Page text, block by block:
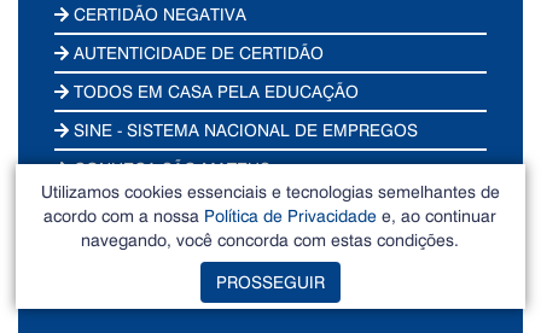
CERTIDÃO NEGATIVA
AUTENTICIDADE DE CERTIDÃO
TODOS EM CASA PELA EDUCAÇÃO
SINE - SISTEMA NACIONAL DE EMPREGOS
CONHEÇA SÃO MATEUS
FESTIVAL GASTRONÔMICO
POLÍTICA MUNICIPAL DE EDUCAÇÃO AMBIENTAL
Utilizamos cookies essenciais e tecnologias semelhantes de
acordo com a nossa Política de Privacidade e, ao continuar
navegando, você concorda com estas condições.
PROSSEGUIR